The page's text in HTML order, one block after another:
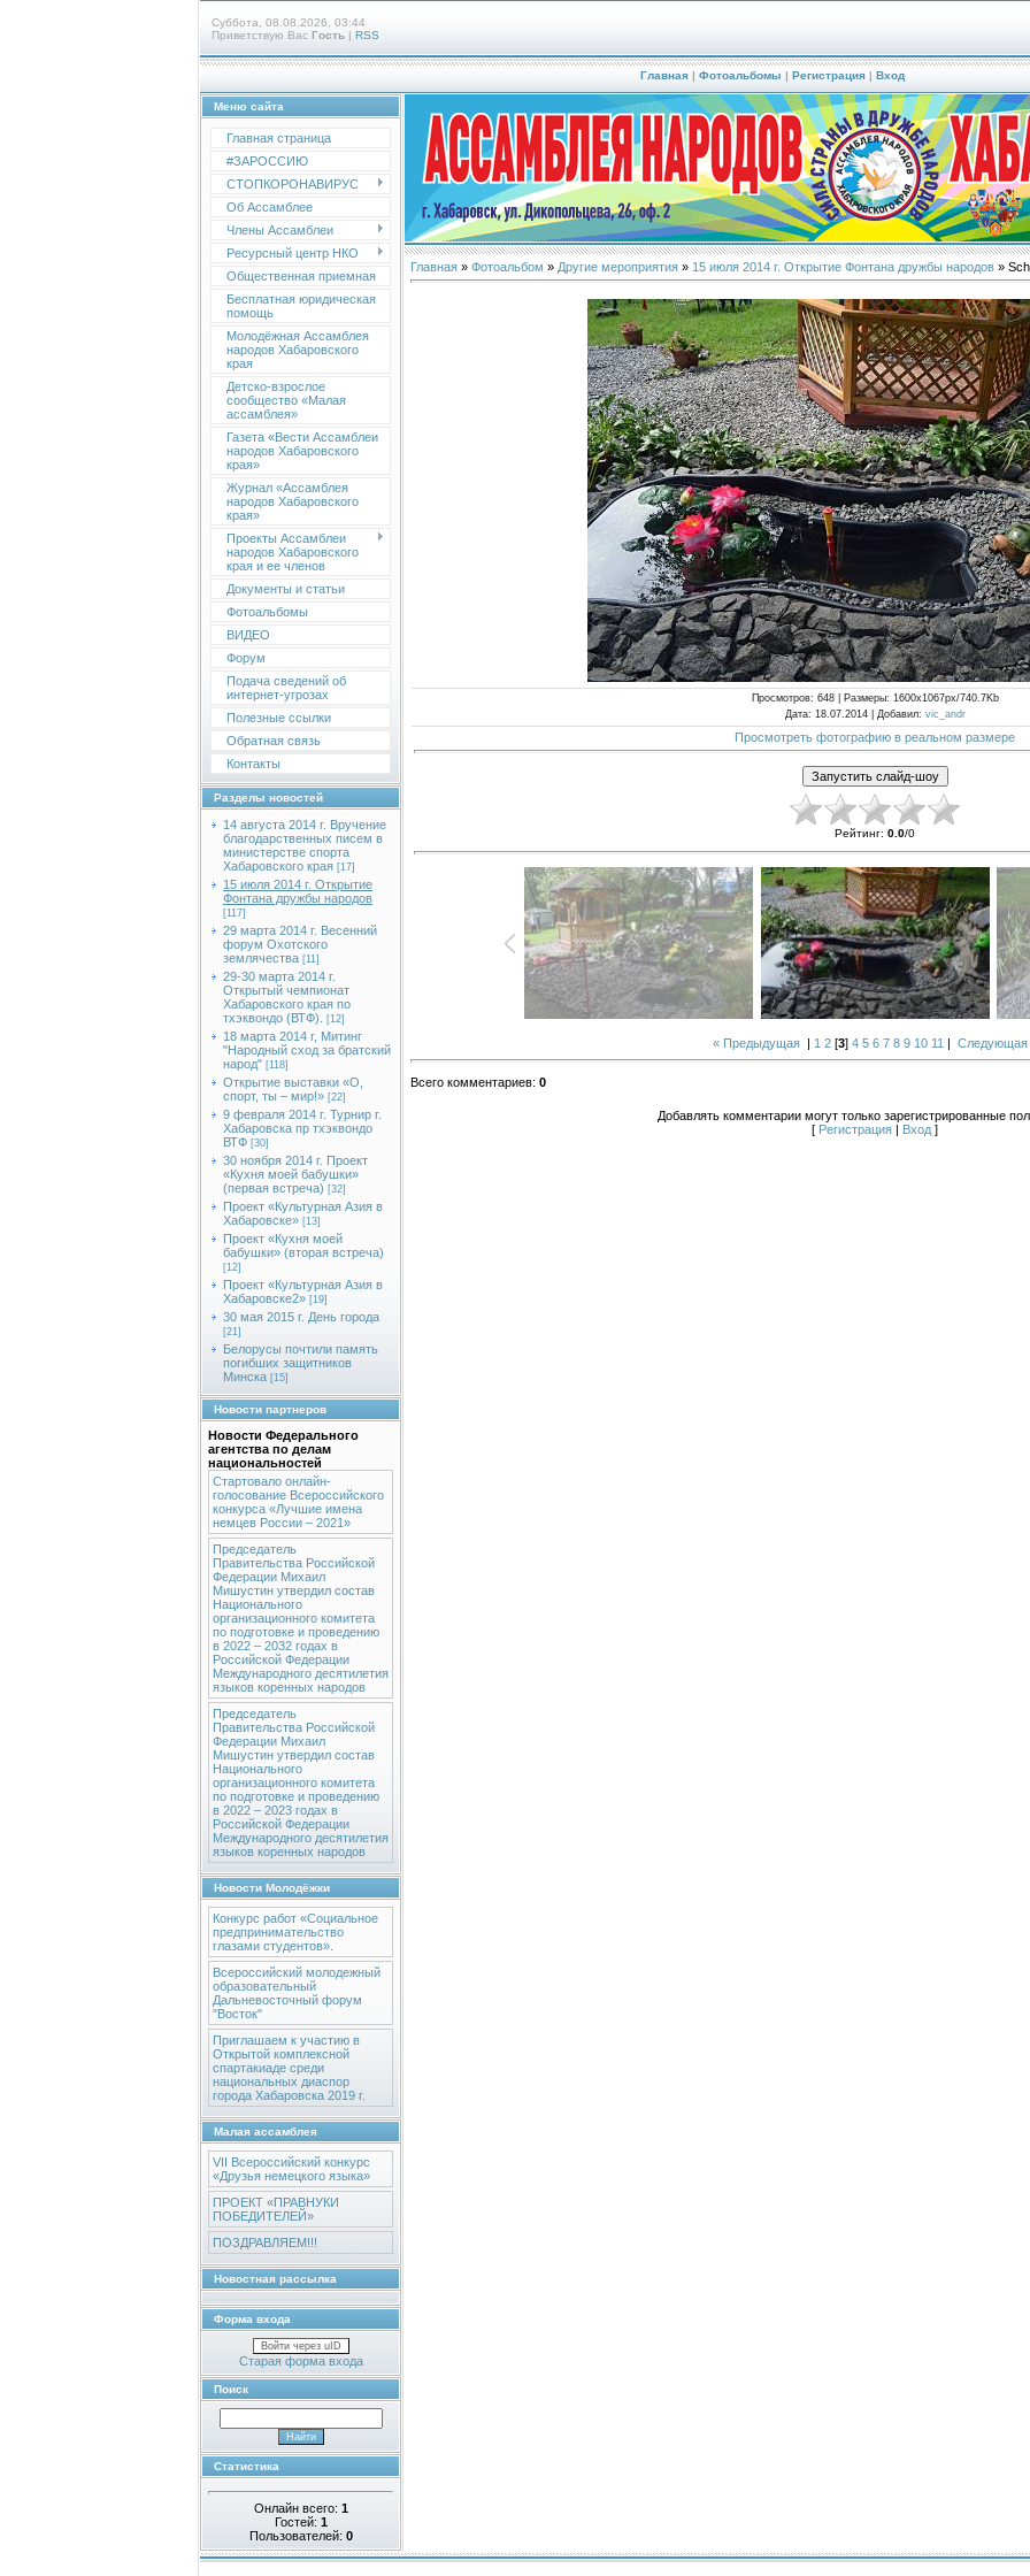
Суббота, 08.08.2026, 03:44
Приветствую Вас Гость | RSS
Главная | Фотоальбомы | Регистрация | Вход
Меню сайта
Главная страница
#ЗАРОССИЮ
СТОПКОРОНАВИРУС
Об Ассамблее
Члены Ассамблеи
Ресурсный центр НКО
Общественная приемная
Бесплатная юридическая
помощь
Молодёжная Ассамблея
народов Хабаровского
края
Детско-взрослое
сообщество «Малая
ассамблея»
Газета «Вести Ассамблеи
народов Хабаровского
края»
Журнал «Ассамблея
народов Хабаровского
края»
Проекты Ассамблеи
народов Хабаровского
края и ее членов
Документы и статьи
Фотоальбомы
ВИДЕО
Форум
Подача сведений об
интернет-угрозах
Полезные ссылки
Обратная связь
Контакты
Разделы новостей
14 августа 2014 г. Вручение
благодарственных писем в
министерстве спорта
Хабаровского края [17]
15 июля 2014 г. Открытие
Фонтана дружбы народов
[117]
29 марта 2014 г. Весенний
форум Охотского
землячества [11]
29-30 марта 2014 г.
Открытый чемпионат
Хабаровского края по
тхэквондо (ВТФ).
[12]
18 марта 2014 г, Митинг
"Народный сход за братский
народ" [118]
Открытие выставки «О,
спорт, ты – мир!» [22]
9 февраля 2014 г. Турнир г.
Хабаровска пр тхэквондо
ВТФ [30]
30 ноября 2014 г. Проект
«Кухня моей бабушки»
(первая встреча) [32]
Проект «Культурная Азия в
Хабаровске» [13]
Проект «Кухня моей
бабушки» (вторая встреча)
[12]
Проект «Культурная Азия в
Хабаровске2» [19]
30 мая 2015 г. День города
[21]
Белорусы почтили память
погибших защитников
Минска [15]
Новости партнеров
Новости Федерального
агентства по делам
национальностей
Стартовало онлайн-
голосование Всероссийского
конкурса «Лучшие имена
немцев России – 2021»
Председатель
Правительства Российской
Федерации Михаил
Мишустин утвердил состав
Национального
организационного комитета
по подготовке и проведению
в 2022 – 2032 годах в
Российской Федерации
Международного десятилетия
языков коренных народов
Председатель
Правительства Российской
Федерации Михаил
Мишустин утвердил состав
Национального
организационного комитета
по подготовке и проведению
в 2022 – 2023 годах в
Российской Федерации
Международного десятилетия
языков коренных народов
Новости Молодёжки
Конкурс работ «Социальное
предпринимательство
глазами студентов».
Всероссийский молодежный
образовательный
Дальневосточный форум
"Восток"
Приглашаем к участию в
Открытой комплексной
спартакиаде среди
национальных диаспор
города Хабаровска 2019 г.
Малая ассамблея
VII Всероссийский конкурс
«Друзья немецкого языка»
ПРОЕКТ «ПРАВНУКИ
ПОБЕДИТЕЛЕЙ»
ПОЗДРАВЛЯЕМ!!!
Новостная рассылка
Форма входа
Войти через uID
Старая форма входа
Поиск
Статистика
Онлайн всего: 1
Гостей: 1
Пользователей: 0
Главная » Фотоальбом » Другие мероприятия » 15 июля 2014 г. Открытие Фонтана дружбы народов »
Просмотров: 648 | Размеры: 1600x1067px/740.7Kb
Дата: 18.07.2014 | Добавил: vic_andr
Просмотреть фотографию в реальном размере
Рейтинг: 0.0/0
« Предыдущая| 1 2[3] 4 5 6 7 8 9 10 11 | Следующая
Всего комментариев: 0
Добавлять комментарии могут только зарегистрированные
[ Регистрация Вход ]